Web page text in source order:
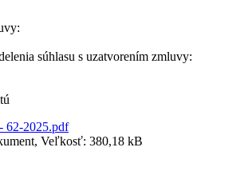
súhlasu s uzatvorením zmluvy:
62-2025.pdf
Veľkosť: 380,18 kB